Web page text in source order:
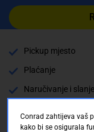
Pickup mjesto
Plaćanje
Naručivanje i slanje
Conrad zahtijeva vaš
kako bi se osigurala